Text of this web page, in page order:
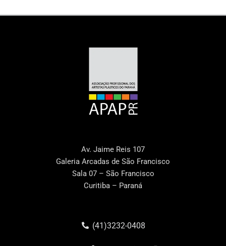
Av. Jaime Reis 107
Galeria Arcadas de São Francisco
Sala 07 – São Francisco
Curitiba – Paraná
(41)3232-0408